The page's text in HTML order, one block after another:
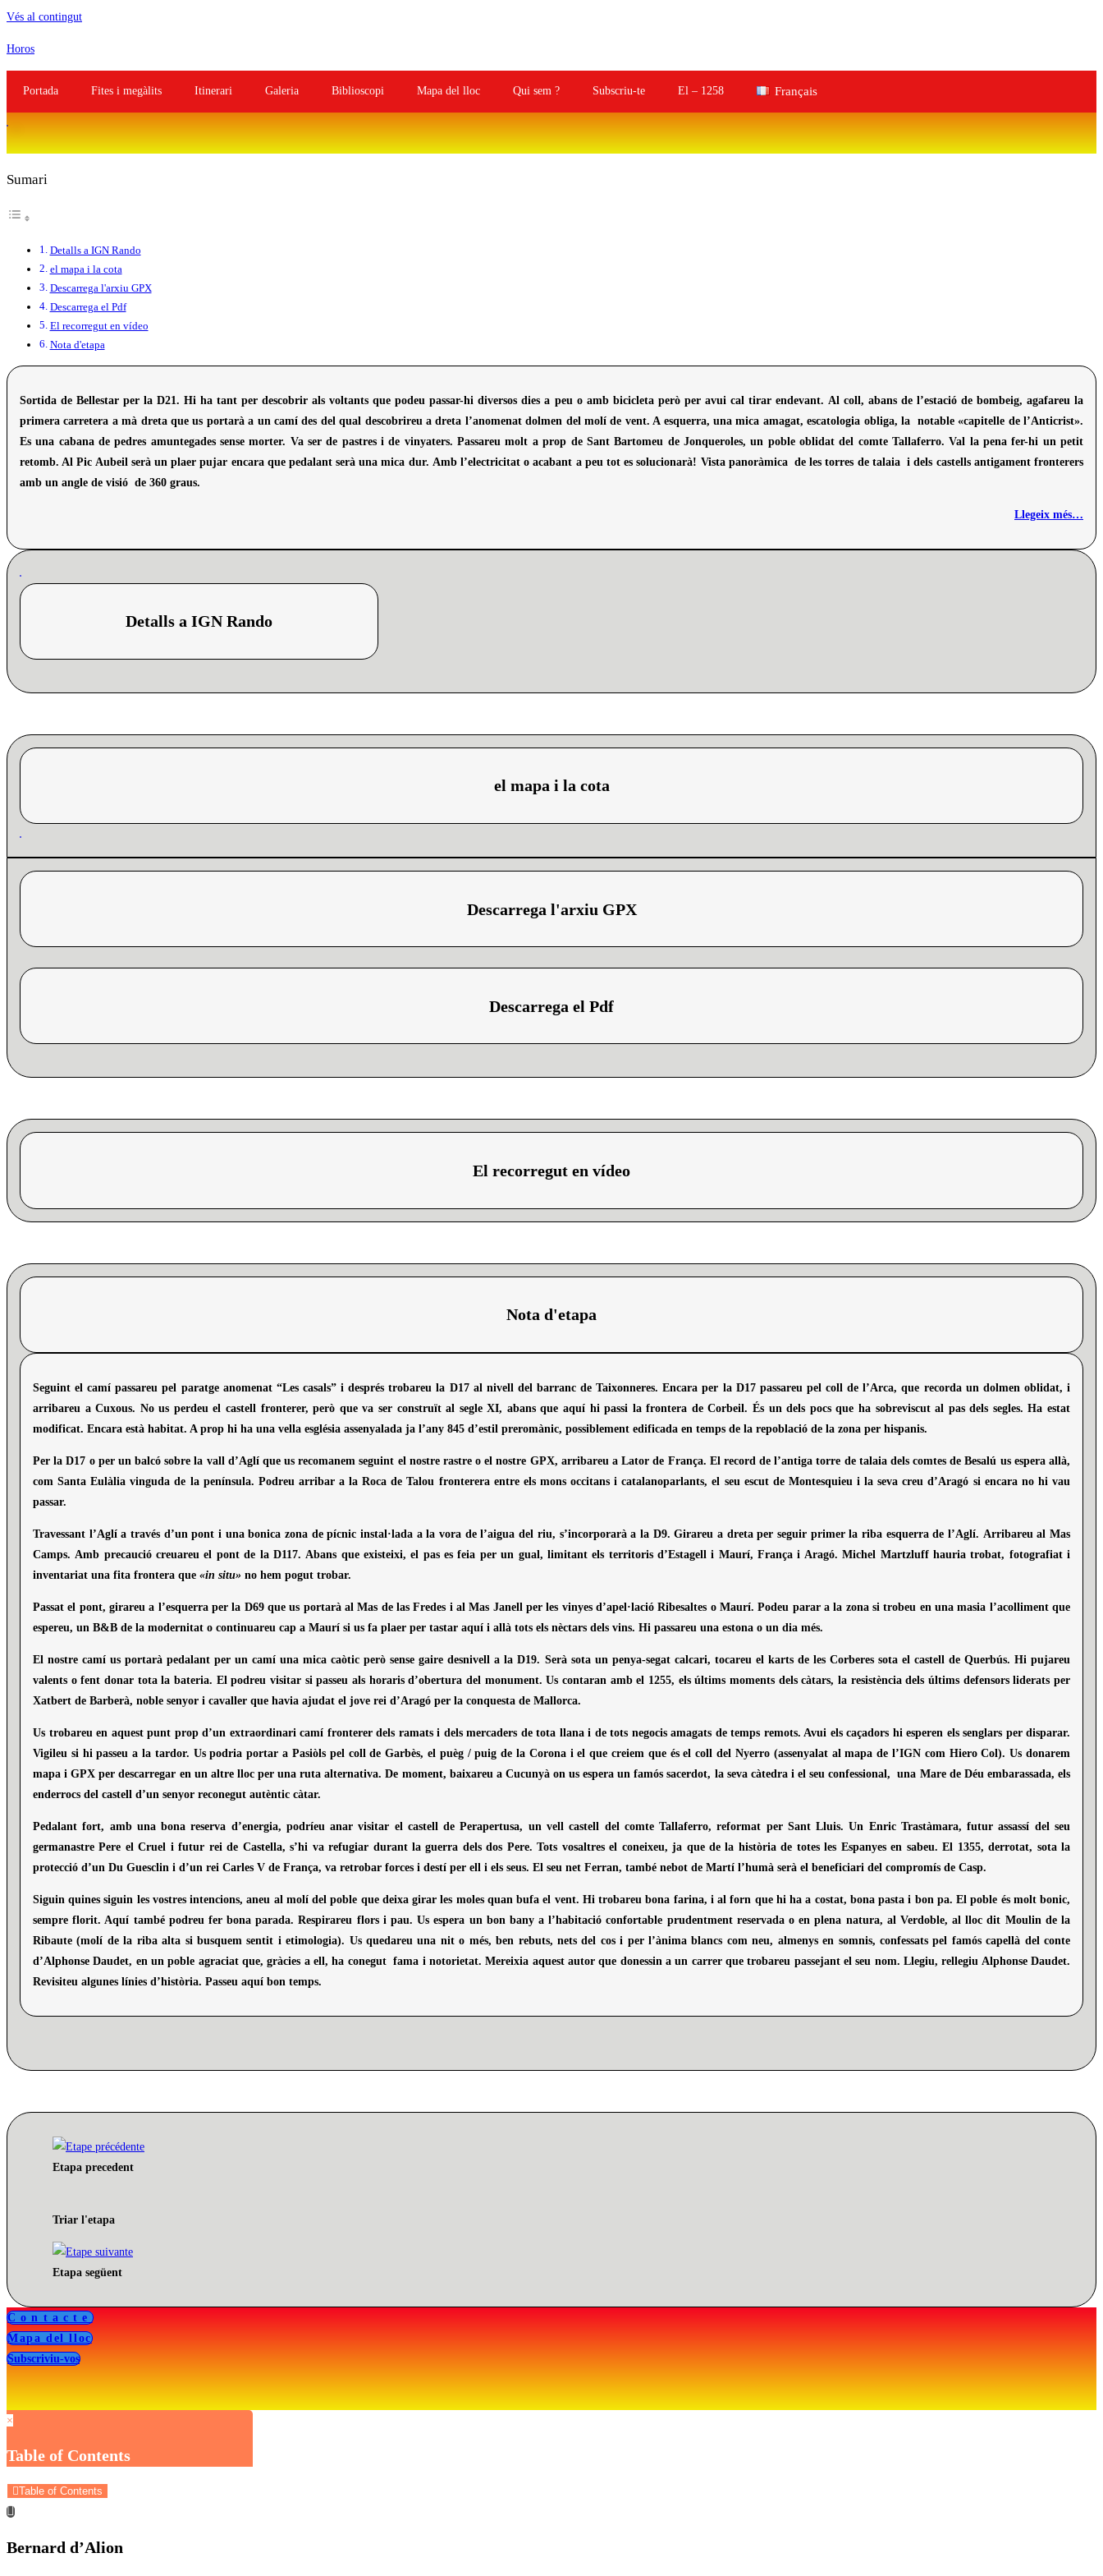
Vés al contingut
Horos
Portada Fites i megàlits Itinerari Galeria Biblioscopi Mapa del lloc Qui sem ? Subscriu-te El – 1258 Français
Sumari
Detalls a IGN Rando
el mapa i la cota
Descarrega l'arxiu GPX
Descarrega el Pdf
El recorregut en vídeo
Nota d'etapa
Sortida de Bellestar per la D21. Hi ha tant per descobrir als voltants que podeu passar-hi diversos dies a peu o amb bicicleta però per avui cal tirar endevant. Al coll, abans de l’estació de bombeig, agafareu la
primera carretera a mà dreta que us portarà a un camí des del qual descobrireu a dreta l’anomenat dolmen del molí de vent. A esquerra, una mica amagat, escatologia obliga, la notable «capitelle de l’Anticrist».
Es una cabana de pedres amuntegades sense morter. Va ser de pastres i de vinyaters. Passareu molt a prop de Sant Bartomeu de Jonqueroles, un poble oblidat del comte Tallaferro. Val la pena fer-hi un petit
retomb. Al Pic Aubeil serà un plaer pujar encara que pedalant serà una mica dur. Amb l’electricitat o acabant a peu tot es solucionarà! Vista panoràmica de les torres de talaia i dels castells antigament fronterers
amb un angle de visió de 360 ​​graus.
Llegeix més…
Detalls a IGN Rando
el mapa i la cota
Descarrega l'arxiu GPX
Descarrega el Pdf
El recorregut en vídeo
Nota d'etapa
Seguint el camí passareu pel paratge anomenat “Les casals” i després trobareu la D17 al nivell del barranc de Taixonneres. Encara per la D17 passareu pel coll de l’Arca, que recorda un dolmen oblidat, i
arribareu a Cuxous. No us perdeu el castell fronterer, però que va ser construït al segle XI, abans que aquí hi passi la frontera de Corbeil. És un dels pocs que ha sobreviscut al pas dels segles. Ha estat
modificat. Encara està habitat. A prop hi ha una vella església assenyalada ja l’any 845 d’estil preromànic, possiblement edificada en temps de la repoblació de la zona per hispanis.
Per la D17 o per un balcó sobre la vall d’Aglí que us recomanem seguint el nostre rastre o el nostre GPX, arribareu a Lator de França. El record de l’antiga torre de talaia dels comtes de Besalú us espera allà,
com Santa Eulàlia vinguda de la península. Podreu arribar a la Roca de Talou fronterera entre els mons occitans i catalanoparlants, el seu escut de Montesquieu i la seva creu d’Aragó si encara no hi vau
passar.
Travessant l’Aglí a través d’un pont i una bonica zona de pícnic instal·lada a la vora de l’aigua del riu, s’incorporarà a la D9. Girareu a dreta per seguir primer la riba esquerra de l’Aglí. Arribareu al Mas
Camps. Amb precaució creuareu el pont de la D117. Abans que existeixi, el pas es feia per un gual, limitant els territoris d’Estagell i Maurí, França i Aragó. Michel Martzluff hauria trobat, fotografiat i
inventariat una fita frontera que «in situ» no hem pogut trobar.
Passat el pont, girareu a l’esquerra per la D69 que us portarà al Mas de las Fredes i al Mas Janell per les vinyes d’apel·lació Ribesaltes o Maurí. Podeu parar a la zona si trobeu en una masia l’acolliment que
espereu, un B&B de la modernitat o continuareu cap a Maurí si us fa plaer per tastar aquí i allà tots els nèctars dels vins. Hi passareu una estona o un dia més.
El nostre camí us portarà pedalant per un camí una mica caòtic però sense gaire desnivell a la D19. Serà sota un penya-segat calcari, tocareu el karts de les Corberes sota el castell de Querbús. Hi pujareu
valents o fent donar tota la bateria. El podreu visitar si passeu als horaris d’obertura del monument. Us contaran amb el 1255, els últims moments dels càtars, la resistència dels últims defensors liderats per
Xatbert de Barberà, noble senyor i cavaller que havia ajudat el jove rei d’Aragó per la conquesta de Mallorca.
Us trobareu en aquest punt prop d’un extraordinari camí fronterer dels ramats i dels mercaders de tota llana i de tots negocis amagats de temps remots. Avui els caçadors hi esperen els senglars per disparar.
Vigileu si hi passeu a la tardor. Us podria portar a Pasiòls pel coll de Garbès, el puèg / puig de la Corona i el que creiem que és el coll del Nyerro (assenyalat al mapa de l’IGN com Hiero Col). Us donarem
mapa i GPX per descarregar en un altre lloc per una ruta alternativa. De moment, baixareu a Cucunyà on us espera un famós sacerdot, la seva càtedra i el seu confessional, una Mare de Déu embarassada, els
enderrocs del castell d’un senyor reconegut autèntic càtar.
Pedalant fort, amb una bona reserva d’energia, podríeu anar visitar el castell de Perapertusa, un vell castell del comte Tallaferro, reformat per Sant Lluis. Un Enric Trastàmara, futur assassí del seu
germanastre Pere el Cruel i futur rei de Castella, s’hi va refugiar durant la guerra dels dos Pere. Tots vosaltres el coneixeu, ja que de la història de totes les Espanyes en sabeu. El 1355, derrotat, sota la
protecció d’un Du Guesclin i d’un rei Carles V de França, va retrobar forces i destí per ell i els seus. El seu net Ferran, també nebot de Martí l’humà serà el beneficiari del compromís de Casp.
Siguin quines siguin les vostres intencions, aneu al molí del poble que deixa girar les moles quan bufa el vent. Hi trobareu bona farina, i al forn que hi ha a costat, bona pasta i bon pa. El poble és molt bonic,
sempre florit. Aquí també podreu fer bona parada. Respirareu flors i pau. Us espera un bon bany a l’habitació confortable prudentment reservada o en plena natura, al Verdoble, al lloc dit Moulin de la
Ribaute (molí de la riba alta si busquem sentit i etimologia). Us quedareu una nit o més, ben rebuts, nets del cos i per l’ànima blancs com neu, almenys en somnis, confessats pel famós capellà del conte
d’Alphonse Daudet, en un poble agraciat que, gràcies a ell, ha conegut fama i notorietat. Mereixia aquest autor que donessin a un carrer que trobareu passejant el seu nom. Llegiu, rellegiu Alphonse Daudet.
Revisiteu algunes línies d’història. Passeu aquí bon temps.
Etapa precedent
Triar l'etapa
Etapa següent
Contacte
Mapa del lloc
Subscriviu-vos
×
Table of Contents
Table of Contents
Bernard d’Alion